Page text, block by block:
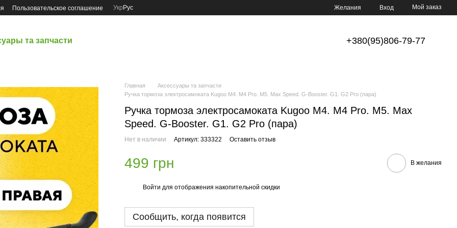
Пользовательское соглашение Укр Рус Желания Вход Мой заказ
та запчасти +380(95)806-79-77
Главная
Аксессуары та запчасти
Ручка тормоза электросамоката Kugoo M4. M4 Pro. M5. Max Speed. G-Booster. G1. G2 Pro (пара)
Ручка тормоза электросамоката Kugoo M4. M4 Pro. M5. Max
Speed. G-Booster. G1. G2 Pro (пара)
Нет в наличии Артикул: 333322 Оставить отзыв
499 грн В желания
Войти для отображения накопительной скидки
Сообщить, когда появится